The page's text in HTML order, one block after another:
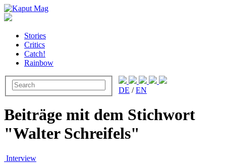
Stories
Critics
Catch!
Rainbow
DE /EN
Beiträge mit dem Stichwort
"Walter Schreifels"
Interview